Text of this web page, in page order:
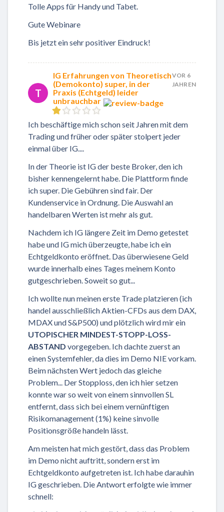
Tolle Apps für Handy und Tabet.
Gute Webinare
Bis jetzt ein sehr positiver Eindruck!
T
IG Erfahrungen von Theoretisch
(Demokonto) super, in der
Praxis (Echtgeld) leider
unbrauchbar
VOR 6
JAHREN
Ich beschäftige mich schon seit Jahren mit dem
Trading und früher oder später stolpert jeder
einmal über IG....
In der Theorie ist IG der beste Broker, den ich
bisher kennengelernt habe. Die Plattform finde
ich super. Die Gebühren sind fair. Der
Kundenservice in Ordnung. Die Auswahl an
handelbaren Werten ist mehr als gut.
Nachdem ich IG längere Zeit im Demo getestet
habe und IG mich überzeugte, habe ich ein
Echtgeldkonto eröffnet. Das überwiesene Geld
wurde innerhalb eines Tages meinem Konto
gutgeschrieben. Soweit so gut...
Ich wollte nun meinen erste Trade platzieren (ich
handel ausschließlich Aktien-CFDs aus dem DAX,
MDAX und S&P500) und plötzlich wird mir ein
UTOPISCHER MINDEST-STOPP-LOSS-
ABSTAND vorgegeben. Ich dachte zuerst an
einen Systemfehler, da dies im Demo NIE vorkam.
Beim nächsten Wert jedoch das gleiche
Problem... Der Stopploss, den ich hier setzen
konnte war so weit von einem sinnvollen SL
entfernt, dass sich bei einem vernünftigen
Risikomanagement (1%) keine sinvolle
Positionsgröße handeln lässt.
Am meisten hat mich gestört, dass das Problem
im Demo nicht auftritt, sondern erst im
Echtgeldkonto aufgetreten ist. Ich habe darauhin
IG geschrieben. Die Antwort erfolgte wie immer
schnell: